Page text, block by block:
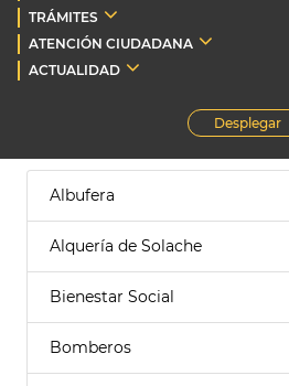
TRÁMITES
ATENCIÓN CIUDADANA
ACTUALIDAD
Desplegar
Albufera
Alquería de Solache
Bienestar Social
Bomberos